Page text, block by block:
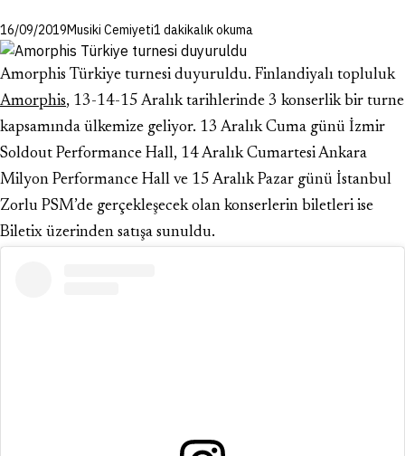
16/09/2019Musiki Cemiyeti1 dakikalık okuma
Amorphis Türkiye turnesi duyuruldu. Finlandiyalı topluluk
Amorphis, 13-14-15 Aralık tarihlerinde 3 konserlik bir turne
kapsamında ülkemize geliyor. 13 Aralık Cuma günü İzmir
Soldout Performance Hall, 14 Aralık Cumartesi Ankara
Milyon Performance Hall ve 15 Aralık Pazar günü İstanbul
Zorlu PSM’de gerçekleşecek olan konserlerin biletleri ise
Biletix üzerinden satışa sunuldu.